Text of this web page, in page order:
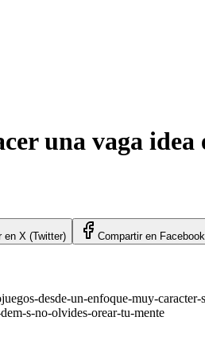
una vaga idea
en X (Twitter) Compartir en Facebook
desde-un-enfoque-muy-
s-no-olvides-orear-tu-mente